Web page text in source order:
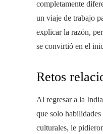
completamente
un viaje de trabajo
explicar la razón,
se convirtió en el
Retos
Al regresar a la
que solo
culturales, le